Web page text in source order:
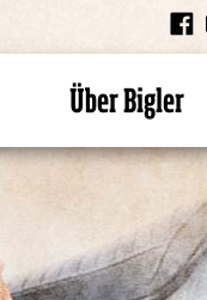
Über Bigler